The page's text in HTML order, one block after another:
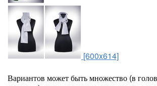
[600x614]
Вариантов может быть множество (в